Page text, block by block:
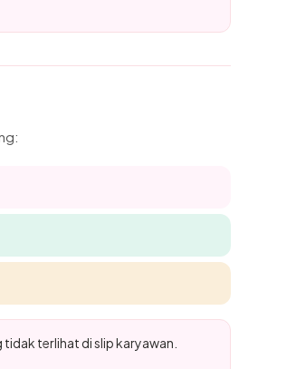
terlihat di slip karyawan.